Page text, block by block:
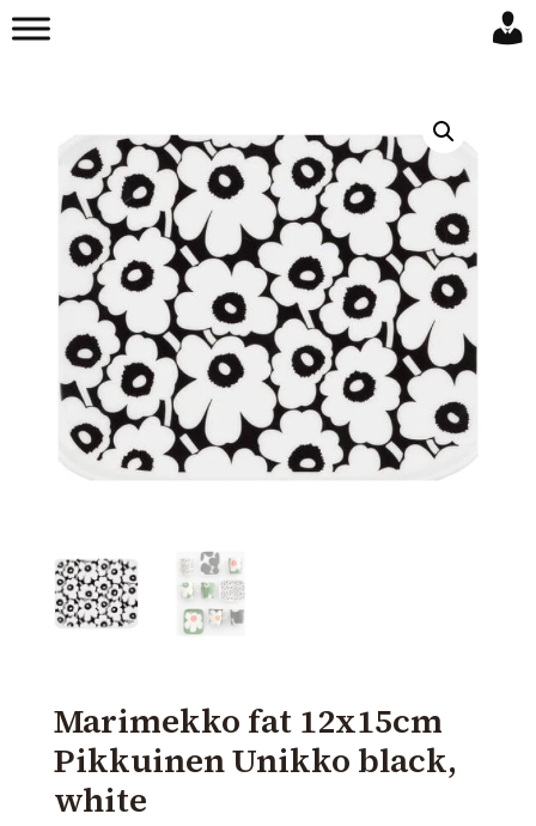
Marimekko fat 12x15cm
Pikkuinen Unikko black,
white